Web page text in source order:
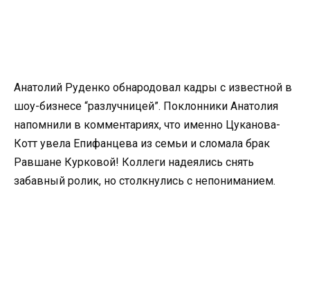
Анатолий Руденко обнародовал кадры с известной в
шоу-бизнесе “разлучницей”. Поклонники Анатолия
напомнили в комментариях, что именно Цуканова-
Котт увела Епифанцева из семьи и сломала брак
Равшане Курковой! Коллеги надеялись снять
забавный ролик, но столкнулись с непониманием.